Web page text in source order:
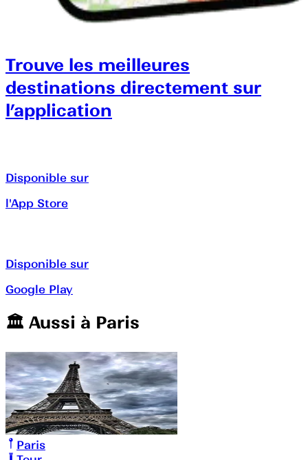
Trouve les meilleures
destinations directement sur
l’application
Disponible sur
l'App Store
Disponible sur
Google Play
🏛️️ Aussi à Paris
Paris